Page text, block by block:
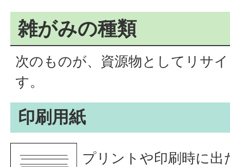
雑がみの種類
次のものが、資源物としてリサ
す。
印刷用紙
プリントや印刷時に出